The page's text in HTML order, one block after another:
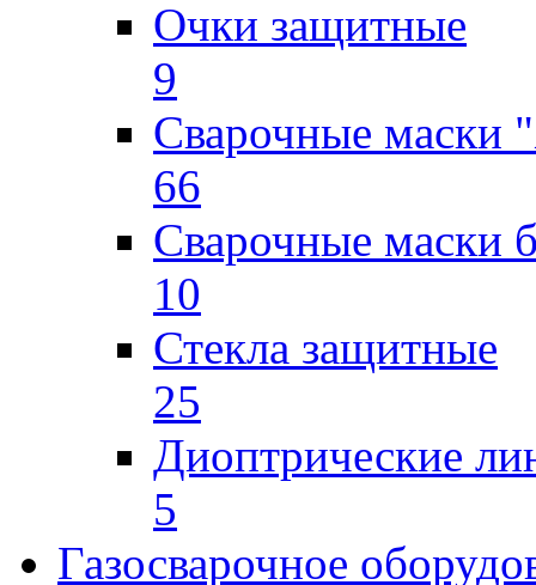
Очки защитные
9
Сварочные маски
66
Сварочные маски
10
Стекла защитные
25
Диоптрические
5
Газосварочное